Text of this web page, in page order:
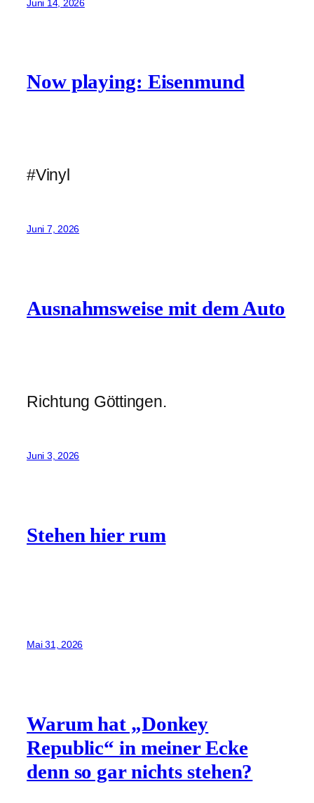
Juni 14, 2026
Now playing: Eisenmund
#Vinyl
Juni 7, 2026
Ausnahmsweise mit dem Auto
Richtung Göttingen.
Juni 3, 2026
Stehen hier rum
Mai 31, 2026
Warum hat „Donkey
Republic“ in meiner Ecke
denn so gar nichts stehen?